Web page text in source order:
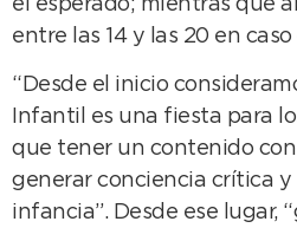
el esperado; mientras que
entre las 14 y las 20 en
“Desde el inicio
Infantil es una fiesta para
que tener un contenido
generar conciencia crítica y
infancia”. Desde ese lugar,